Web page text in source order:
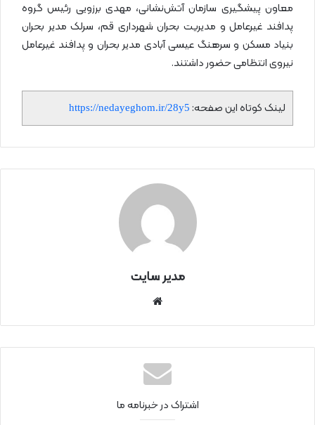
معاون پیشگیری سازمان آتش‌نشانی، مهدی برزویی رئیس گروه
پدافند غیرعامل و مدیریت بحران شهرداری قم، سرلک مدیر بحران
بنیاد مسکن و سرهنگ عیسی آبادی مدیر بحران و پدافند غیرعامل
نیروی انتظامی حضور داشتند.
لینک کوتاه این صفحه: https://nedayeghom.ir/28y5
مدیر سایت
نتی
اشتراک در خبرنامه ما